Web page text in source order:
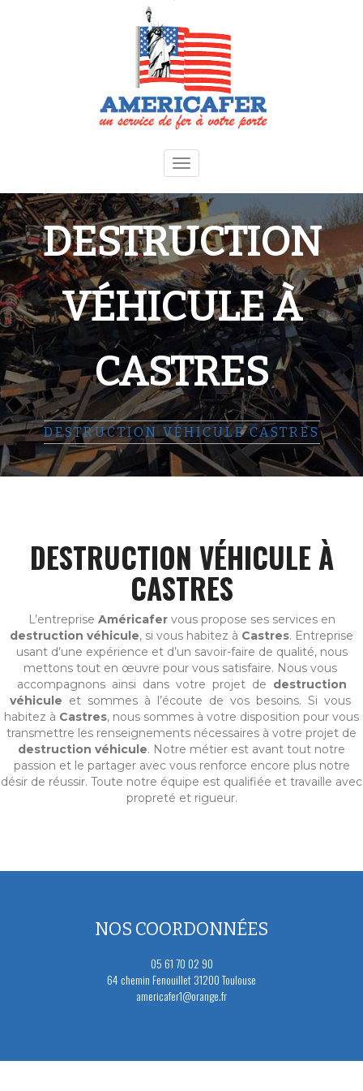
Toggle
navigation
DESTRUCTION
VÉHICULE À
CASTRES
DESTRUCTION VÉHICULE CASTRES
DESTRUCTION VÉHICULE À
CASTRES
L’entreprise Américafervous propose ses services en
destruction véhicule, si vous habitez à Castres. Entreprise
usant d’une expérience et d’un savoir-faire de qualité, nous
mettons tout en œuvre pour vous satisfaire. Nous vous
accompagnons ainsi dans votre projet de destruction
véhicule et sommes à l’écoute de vos besoins. Si vous
habitez à Castres, nous sommes à votre disposition pour vous
transmettre les renseignements nécessaires à votre projet de
destruction véhicule. Notre métier est avant tout notre
passion et le partager avec vous renforce encore plus notre
désir de réussir. Toute notre équipe est qualifiée et travaille avec
propreté et rigueur.
NOS COORDONNÉES
05 61 70 02 90
64 chemin Fenouillet 31200 Toulouse
americafer1@orange.fr